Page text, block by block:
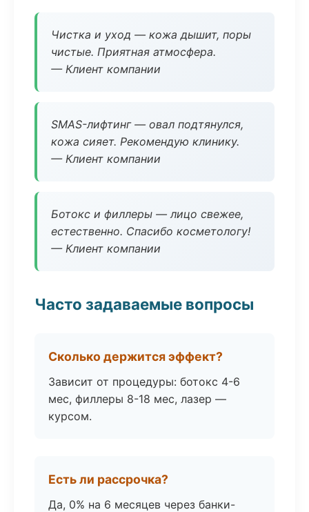
Чистка и уход — кожа дышит, поры
чистые. Приятная атмосфера.
— Клиент компании
SMAS-лифтинг — овал подтянулся,
кожа сияет. Рекомендую клинику.
— Клиент компании
Ботокс и филлеры — лицо свежее,
естественно. Спасибо косметологу!
— Клиент компании
Часто задаваемые вопросы
Сколько держится эффект?
Зависит от процедуры: ботокс 4-6
мес, филлеры 8-18 мес, лазер —
курсом.
Есть ли рассрочка?
Да, 0% на 6 месяцев через банки-